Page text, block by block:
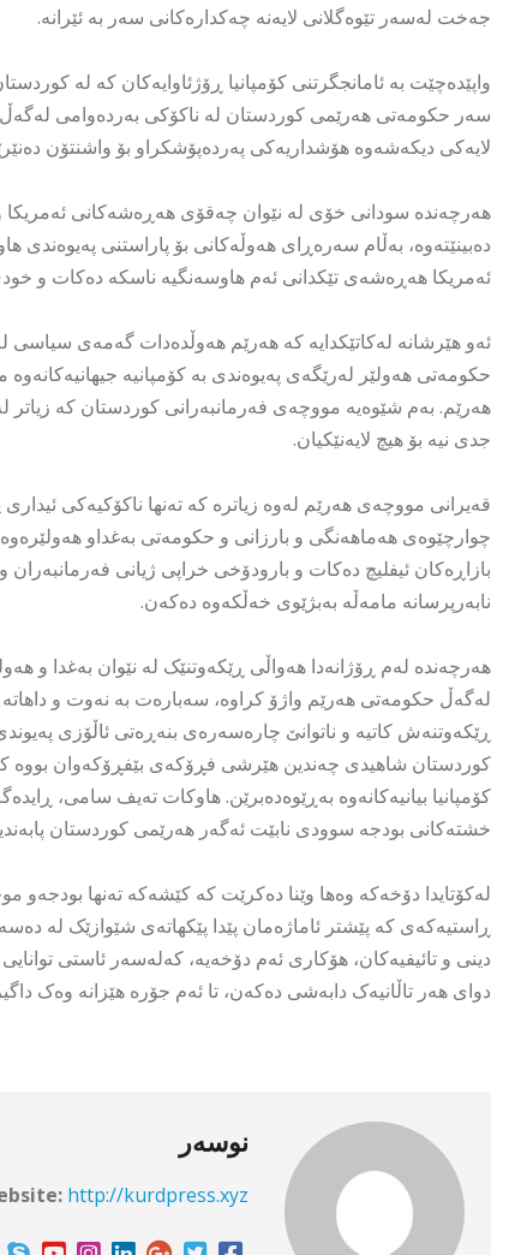
جەخت لەسەر تێوەگلانی لایەنە چەکدارەکانی سەر بە ئێرانە.
واپێدەچێت بە ئامانجگرتنی کۆمپانیا ڕۆژئاوایەکان کە لە
سەر حکومەتی هەرێمی کوردستان لە ناکۆکی بەردەوامی
لایەکی دیکەشەوە هۆشداریەکی پەردەپۆشکراو بۆ واشنتۆن
هەرچەندە سودانی خۆی لە نێوان چەقۆی هەڕەشەکانی ئەمریکا
دەبینێتەوە، بەڵام سەرەڕای هەوڵەکانی بۆ پاراستنی
ئەمریکا هەڕەشەی تێکدانی ئەم هاوسەنگیە ناسکە دەکات و
ئەو هێرشانە لەکاتێکدایە کە هەرێم هەوڵدەدات گەمەی سیاسی
حکومەتی هەولێر لەرێگەی پەیوەندی بە کۆمپانیە
جدی نیە بۆ هیچ لایەنێکیان.
قەیرانی مووچەی هەرێم لەوە زیاترە کە تەنها ناکۆکیەکی
چوارچێوەی هەماهەنگی و بارزانی و حکومەتی بەغداو
بازاڕەکان ئیفلیچ دەکات و بارودۆخی خراپی ژیانی فەرمانبەران
نابەرپرسانە مامەڵە بەبژێوی خەڵکەوە دەکەن.
هەرچەندە لەم ڕۆژانەدا هەواڵی ڕێکەوتنێک لە نێوان بەغدا و
لەگەڵ حکومەتی هەرێم واژۆ کراوە، سەبارەت بە نەوت و
ڕێکەوتنەش کاتیە و ناتوانێ چارەسەرەی بنەڕەتی ئاڵۆزی
کوردستان شاهیدی چەندین هێرشی فڕۆکەی بێفڕۆکەوان بووە کە
کۆمپانیا بیانیەکانەوە بەڕێوەدەبرێن. هاوکات تەیف سامی،
خشتەکانی بودجە سوودی نابێت ئەگەر هەرێمی کوردستان
لەکۆتایدا دۆخەکە وەها وێنا دەکرێت کە کێشەکە تەنها بودجەو
ڕاستیەکەی کە پێشتر ئاماژەمان پێدا پێکهاتەی شێوازێک لە
دینی و تائیفیەکان، هۆکاری ئەم دۆخەیە، کەلەسەر ئاستی
دوای هەر تاڵانیەک دابەشی دەکەن، تا ئەم جۆرە هێزانە وەک
نوسەر
http://kurdpress.xyz